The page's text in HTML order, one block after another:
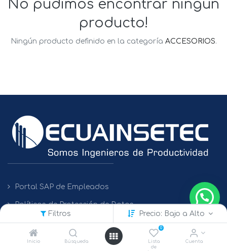
Filtros Precio: Bajo a Alto
Inicio Búsqueda
0
Lista
de
Cuenta
No pudimos encontrar ningún
producto!
Ningún producto definido en la categoría ACCESORIOS.
Portal SAP de Empleados
Políticas de Protección de Datos
Contacto